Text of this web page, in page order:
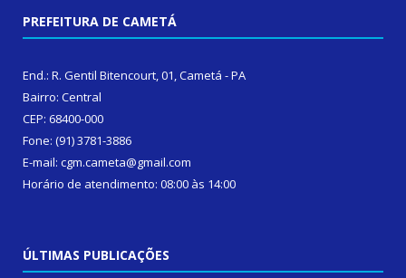
PREFEITURA DE CAMETÁ
End.: R. Gentil Bitencourt, 01, Cametá - PA
Bairro: Central
CEP: 68400-000
Fone: (91) 3781-3886
E-mail: cgm.cameta@gmail.com
Horário de atendimento: 08:00 às 14:00
ÚLTIMAS PUBLICAÇÕES